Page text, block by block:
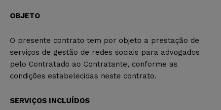
OBJETO
O presente contrato tem por objeto a prestação de
serviços de gestão de redes sociais para advogados
pelo Contratado ao Contratante, conforme as
condições estabelecidas neste contrato.
SERVIÇOS INCLUÍDOS